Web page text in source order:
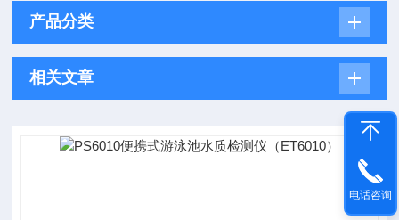
产品分类
相关文章
电话咨询